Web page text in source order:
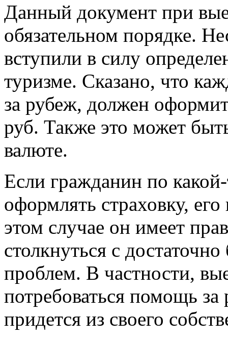
Данный документ при
обязательном порядке.
вступили в силу
туризме. Сказано, что
за рубеж, должен
руб. Также это может
валюте.
Если гражданин по
оформлять страховку,
этом случае он имеет
столкнуться с
проблем. В частности,
потребоваться помощь
придется из своего